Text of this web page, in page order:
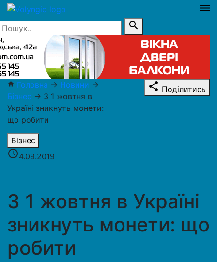
dehaze
search
home Головна → Новини →
Бізнес → З 1 жовтня в
Україні зникнуть монети:
що робити
Бізнес
access_time4.09.2019
share Поділитись
З 1 жовтня в Україні
зникнуть монети: що
робити